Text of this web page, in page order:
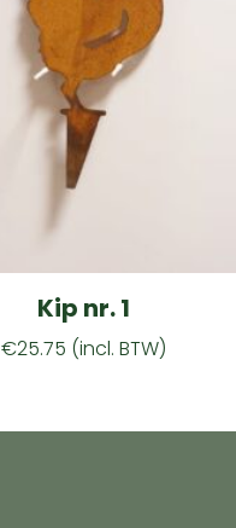
Kip nr. 1
€25.75 (incl. BTW)